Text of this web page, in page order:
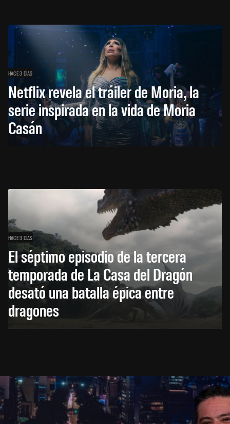
HACE 3 DÍAS
Netflix revela el tráiler de Moria, la
serie inspirada en la vida de Moria
Casán
HACE 3 DÍAS
El séptimo episodio de la tercera
temporada de La Casa del Dragón
desató una batalla épica entre
dragones